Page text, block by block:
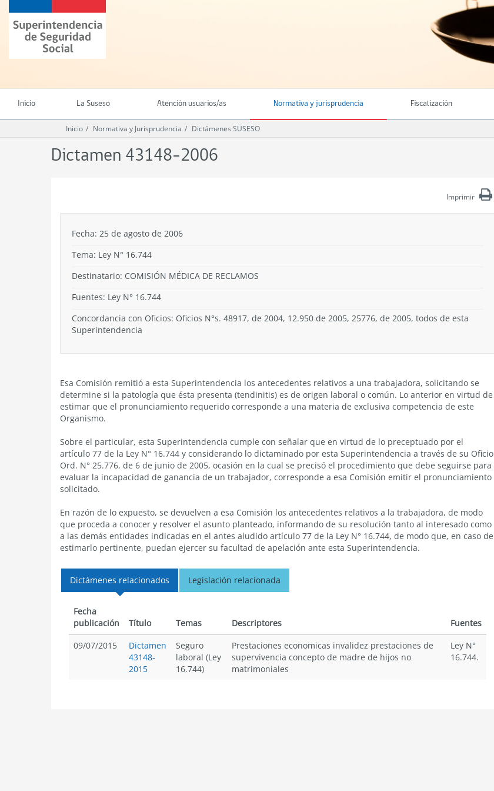
contenido
principal
Superintendencia
de
Seguridad
(SUSESO)
Chile
Inicio La Suseso Atención usuarios/as Normativa y jurisprudencia Fiscalización
Inicio Normativa y Jurisprudencia Dictámenes SUSESO
Dictamen 43148-2006
Imprimir
Fecha: 25 de agosto de 2006
Tema: Ley N° 16.744
Destinatario: COMISIÓN MÉDICA DE RECLAMOS
Fuentes: Ley N° 16.744
Concordancia con Oficios: Oficios N°s. 48917, de 2004, 12.950 de 2005, 25776, de 2005, todos de esta
Superintendencia
Esa Comisión remitió a esta Superintendencia los antecedentes relativos a una trabajadora, solicitando se
determine si la patología que ésta presenta (tendinitis) es de origen laboral o común. Lo anterior en virtud de
estimar que el pronunciamiento requerido corresponde a una materia de exclusiva competencia de este
Organismo.
Sobre el particular, esta Superintendencia cumple con señalar que en virtud de lo preceptuado por el
artículo 77 de la Ley N° 16.744 y considerando lo dictaminado por esta Superintendencia a través de su Oficio
Ord. N° 25.776, de 6 de junio de 2005, ocasión en la cual se precisó el procedimiento que debe seguirse para
evaluar la incapacidad de ganancia de un trabajador, corresponde a esa Comisión emitir el pronunciamiento
solicitado.
En razón de lo expuesto, se devuelven a esa Comisión los antecedentes relativos a la trabajadora, de modo
que proceda a conocer y resolver el asunto planteado, informando de su resolución tanto al interesado como
a las demás entidades indicadas en el antes aludido artículo 77 de la Ley N° 16.744, de modo que, en caso de
estimarlo pertinente, puedan ejercer su facultad de apelación ante esta Superintendencia.
Dictámenes relacionados Legislación relacionada
Fecha
publicación
Título Temas Descriptores
Fuentes
09/07/2015
Dictamen
43148-
2015
Seguro
laboral (Ley
16.744)
Prestaciones economicas invalidez prestaciones de
supervivencia concepto de madre de hijos no
matrimoniales
Ley N°
16.744.